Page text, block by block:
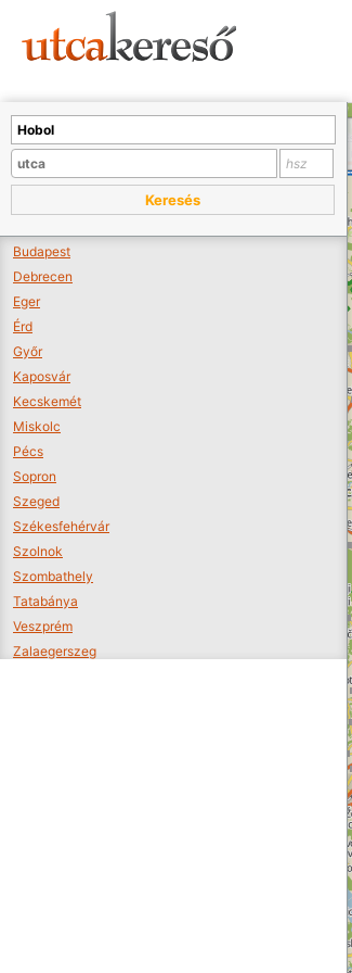
Keresés
Budapest
Debrecen
Eger
Érd
Győr
Kaposvár
Kecskemét
Miskolc
Pécs
Sopron
Szeged
Székesfehérvár
Szolnok
Szombathely
Tatabánya
Veszprém
Zalaegerszeg
A térképet kicsinyíteni kell, hogy látszódjanak a
Boltok látszódjanak >>